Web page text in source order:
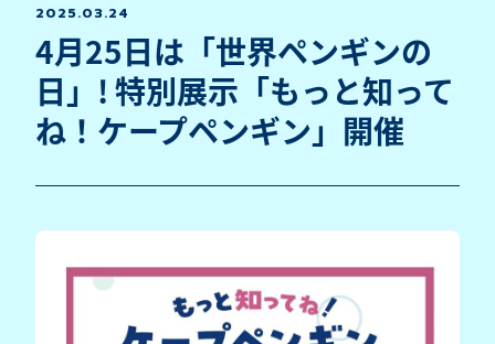
2025.03.24
4月25日は「世界ペンギンの
日」! 特別展示「もっと知って
ね！ケープペンギン」開催